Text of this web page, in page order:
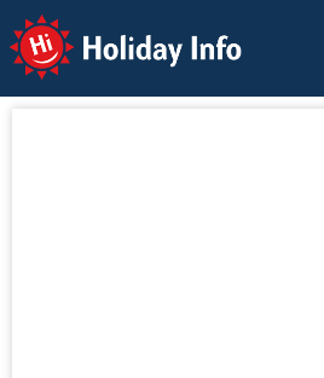
Holiday Info